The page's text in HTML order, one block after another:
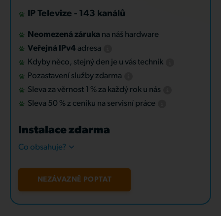
IP Televize - 143 kanálů
Neomezená záruka na náš hardware
Veřejná IPv4 adresa
Kdyby něco, stejný den je u vás technik
Pozastavení služby zdarma
Sleva za věrnost 1 % za každý rok u nás
Sleva 50 % z ceníku na servisní práce
Instalace zdarma
Co obsahuje?
NEZÁVAZNĚ POPTAT